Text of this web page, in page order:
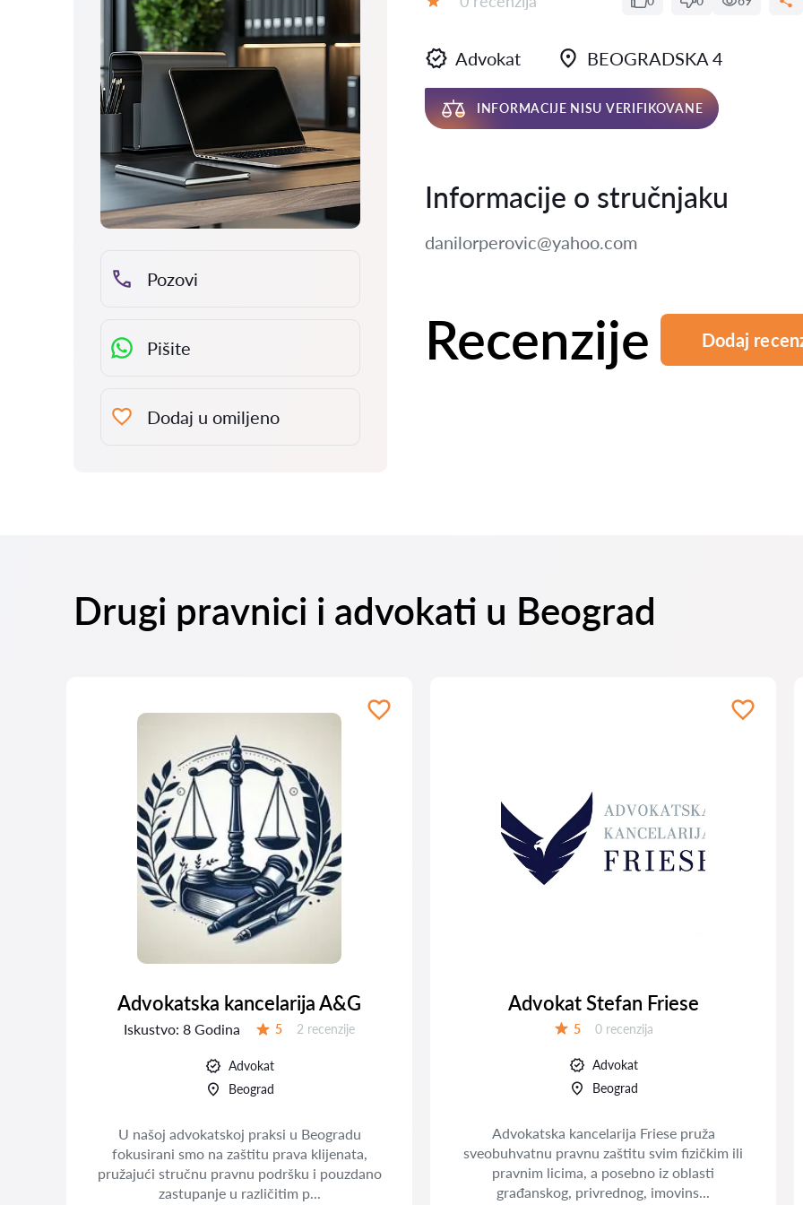
Pozovi
Pišite
Dodaj u omiljeno
Advokat BEOGRADSKA 4
INFORMACIJE NISU VERIFIKOVANE
Informacije o stručnjaku
danilorperovic@yahoo.com
Recenzije Dodaj
Drugi pravnici i advokati u Beograd
Advokatska kancelarija A&G
Iskustvo: 8 Godina 5 Recenzija:
2 recenzije
Advokat
Beograd
U našoj advokatskoj praksi u Beogradu
fokusirani smo na zaštitu prava klijenata,
pružajući stručnu pravnu podršku i pouzdano
zastupanje u različitim p...
Advokat Stefan Friese
5 Recenzija:
0 recenzija
Advokat
Beograd
Advokatska kancelarija Friese pruža
sveobuhvatnu pravnu zaštitu svim fizičkim ili
pravnim licima, a posebno iz oblasti
građanskog, privrednog, imovins...